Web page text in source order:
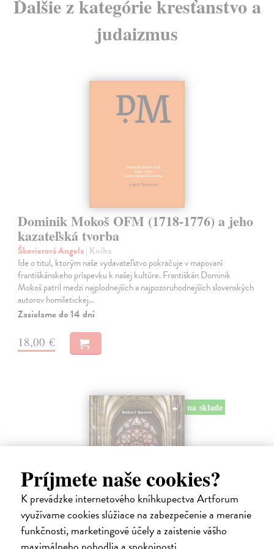
Príjmete naše cookies?
K prevádzke internetového kníhkupectva Artforum
využívame cookies slúžiace na zabezpečenie a meranie
funkčnosti, marketingové účely a zaistenie vášho
Ďalšie z kategórie kresťanstvo a
judaizmus
Dominik Mokoš OFM (1718-1776) a jeho
kazateľská tvorba
Škovierová Angela| Kniha
Ide o titul, ktorým naše vydavateľstvo pokračuje v mapovaní
františkánskeho príspevku k našej kultúre. Františkán Dominik
Mokoš patril medzi najplodnejších a najpozoruhodnejších slovenských
autorov homiletickej…
Zasielame do 14 dní
18,00 €
na sklade
Svět katolické víry